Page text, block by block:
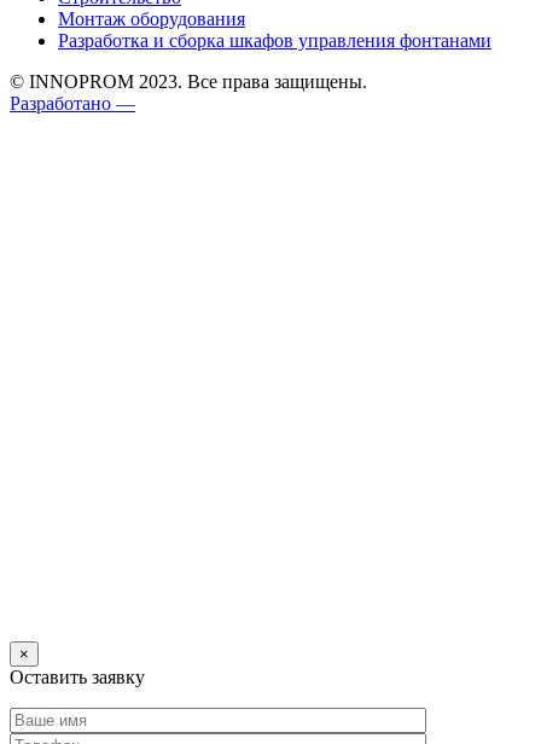
Монтаж оборудования
Разработка и сборка шкафов управления фонтанами
© INNOPROM 2023. Все права защищены.
Разработано —
×
Оставить заявку